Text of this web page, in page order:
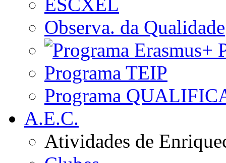
ESCXEL
Observa. da Qualidade
Programa TEIP
Programa
A.E.C.
Atividades de